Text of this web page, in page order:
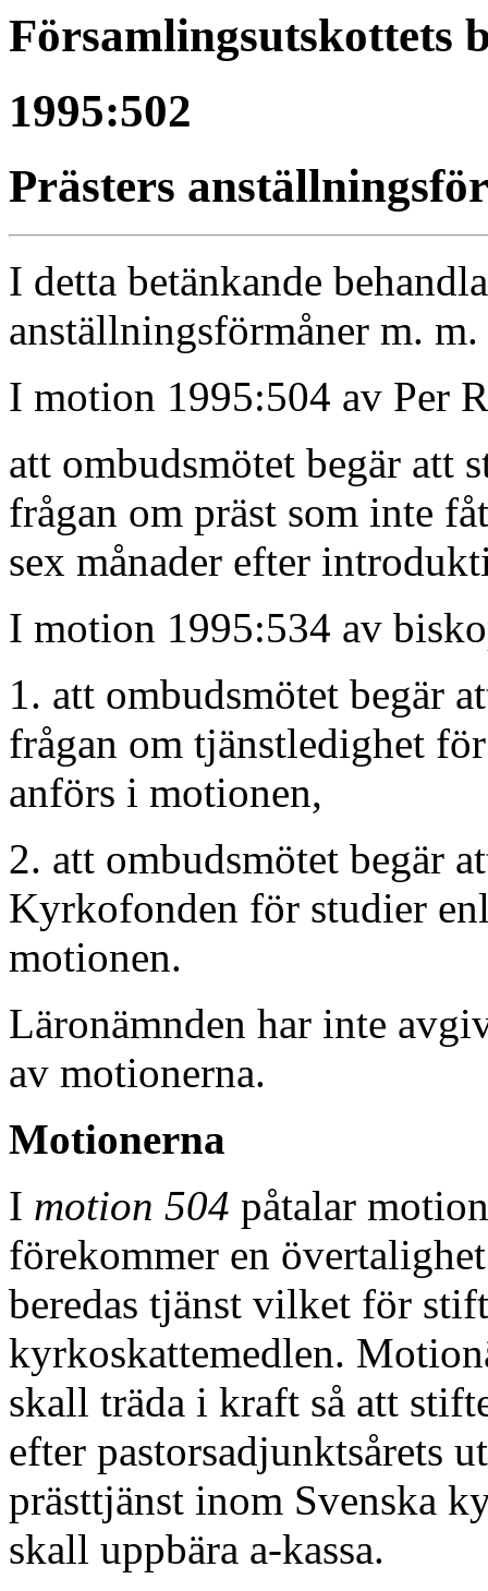
Församlingsutskottets
1995:502
Prästers
I detta betänkande
anställningsförmåner m. m.
I motion 1995:504 av Per
att ombudsmötet begär att
frågan om präst som inte
sex månader efter
I motion 1995:534 av
1. att ombudsmötet begär
frågan om tjänstledighet
anförs i motionen,
2. att ombudsmötet begär
Kyrkofonden för studier
motionen.
Läronämnden har inte
av motionerna.
Motionerna
I motion 504 påtalar
förekommer en
beredas tjänst vilket för
kyrkoskattemedlen.
skall träda i kraft så att
efter pastorsadjunktsårets
prästtjänst inom Svenska
skall uppbära a-kassa.